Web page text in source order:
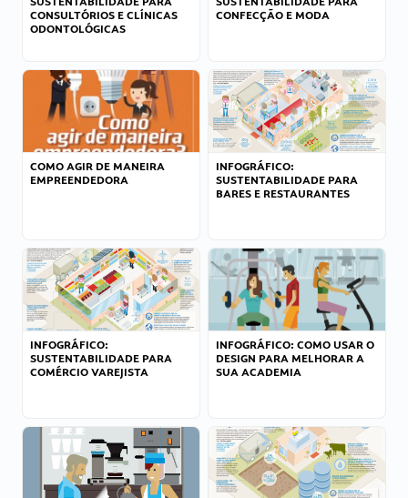
CONSULTÓRIOS E CLÍNICAS
ODONTOLÓGICAS
CONFECÇÃO E MODA
COMO AGIR DE MANEIRA
EMPREENDEDORA
INFOGRÁFICO:
SUSTENTABILIDADE PARA
BARES E RESTAURANTES
INFOGRÁFICO:
SUSTENTABILIDADE PARA
COMÉRCIO VAREJISTA
INFOGRÁFICO: COMO USAR O
DESIGN PARA MELHORAR A
SUA ACADEMIA